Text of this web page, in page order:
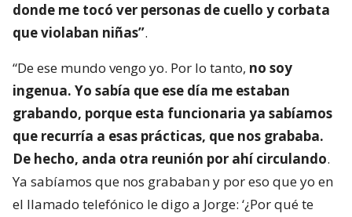
donde me tocó ver personas de cuello y corbata
que violaban niñas”.
“De ese mundo vengo yo. Por lo tanto, no soy
ingenua. Yo sabía que ese día me estaban
grabando, porque esta funcionaria ya sabíamos
que recurría a esas prácticas, que nos grababa.
De hecho, anda otra reunión por ahí circulando.
Ya sabíamos que nos grababan y por eso que yo en
el llamado telefónico le digo a Jorge: ‘¿Por qué te